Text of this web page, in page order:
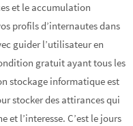
et le accumulation
profils d’internautes dans
guider l’utilisateur en
gratuit ayant tous les
stockage informatique est
stocker des attirances qui
et l’interesse. C’est le jours